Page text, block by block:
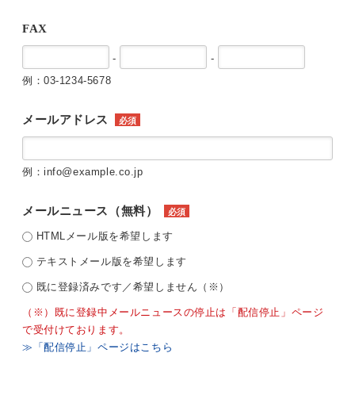
FAX
-
-
例：03-1234-5678
メールアドレス 必須
例：info@example.co.jp
メールニュース（無料） 必須
HTMLメール版を希望します
テキストメール版を希望します
既に登録済みです／希望しません（※）
（※）既に登録中メールニュースの停止は「配信停止」ページ
で受付けております。
≫「配信停止」ページはこちら